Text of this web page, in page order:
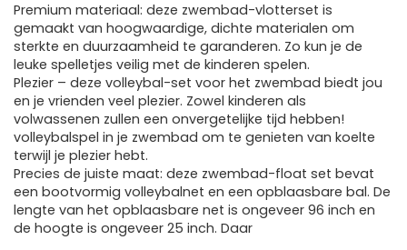
Premium materiaal: deze zwembad-vlotterset is
gemaakt van hoogwaardige, dichte materialen om
sterkte en duurzaamheid te garanderen. Zo kun je de
leuke spelletjes veilig met de kinderen spelen.
Plezier – deze volleybal-set voor het zwembad biedt jou
en je vrienden veel plezier. Zowel kinderen als
volwassenen zullen een onvergetelijke tijd hebben!
volleybalspel in je zwembad om te genieten van koelte
terwijl je plezier hebt.
Precies de juiste maat: deze zwembad-float set bevat
een bootvormig volleybalnet en een opblaasbare bal. De
lengte van het opblaasbare net is ongeveer 96 inch en
de hoogte is ongeveer 25 inch. Daar